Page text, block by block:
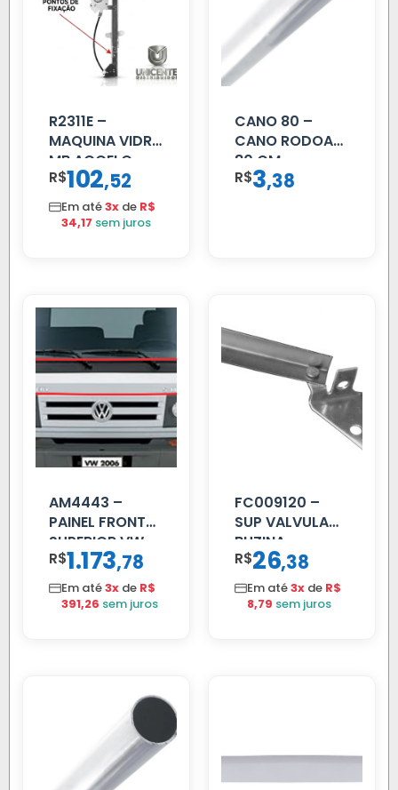
R2311E –
MAQUINA VIDRO
MB ACCELO
2002 ATE 2011
S/MOTOR LE
R$102,52
Em até3x de R$
34,17 sem juros
CANO 80 –
CANO RODOAR
80 CM
R$3,38
AM4443 –
PAINEL FRONTAL
SUPERIOR VW
DELIVERY
R$1.173,78
Em até3x de R$
391,26 sem juros
FC009120 –
SUP VALVULA
BUZINA
C/ALAVANCA
R$26,38
Em até3x de R$
8,79 sem juros